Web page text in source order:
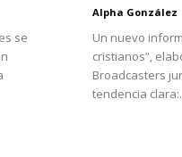
se
Alpha González
Un nuevo
cristianos”,
Broadcasters
tendencia